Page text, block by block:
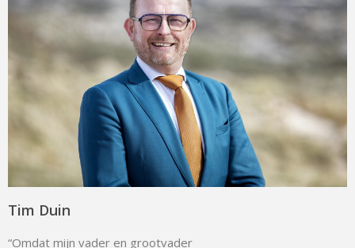
Tim Duin
“Omdat mijn vader en grootvader